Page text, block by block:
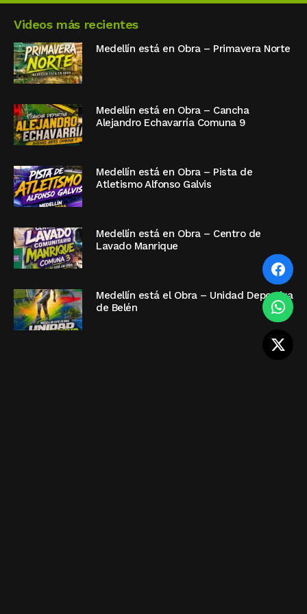
Videos más recientes
Medellín está en Obra – Primavera Norte
Medellín está en Obra – Cancha
Alejandro Echavarría Comuna 9
Medellín está en Obra – Pista de
Atletismo Alfonso Galvis
Medellín está en Obra – Centro de
Lavado Manrique
Medellín está el Obra – Unidad Deportiva
de Belén